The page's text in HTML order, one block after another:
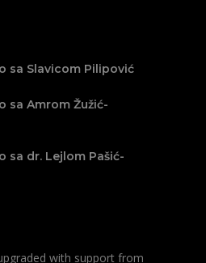
sa Slavicom Pilipović
sa Amrom Žužić-
sa dr. Lejlom Pašić-
with support from